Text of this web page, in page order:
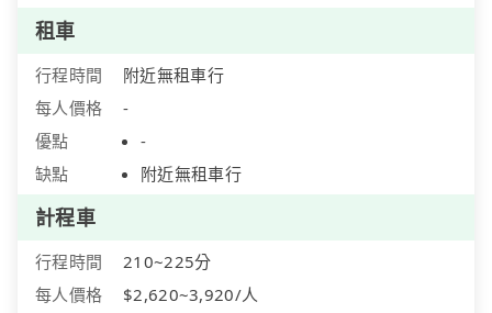
租車
行程時間
附近無租車行
每人價格
-
優點
-
缺點
附近無租車行
計程車
行程時間
210~225分
每人價格
$2,620~3,920/人